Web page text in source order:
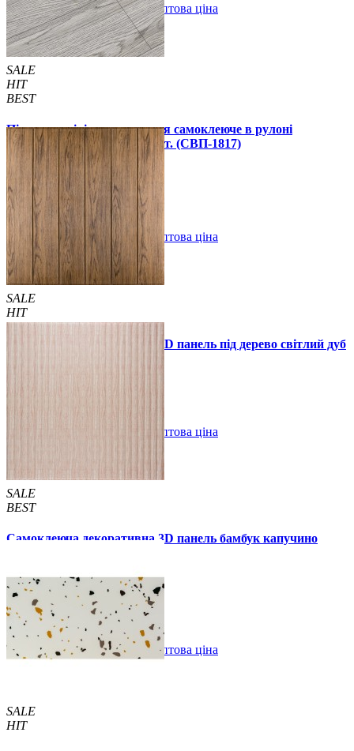
Купити В закладки Оптова ціна
SALE
HIT
BEST
Підлогове вінілове покриття самоклеюче в рулоні
3000х600х1,5мм, ціна за 1 шт. (СВП-1817)
990 грн. 1390 грн.
Купити В закладки Оптова ціна
SALE
HIT
Самоклеюча декоративна 3D панель під дерево світлий дуб
Оптова ціна
SALE
BEST
Самоклеюча декоративна 3D панель бамбук капучино
129 грн. /шт 160 грн. /шт
Купити В закладки Оптова ціна
SALE
HIT